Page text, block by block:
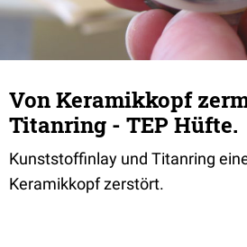
Von Keramikkopf
Titanring - TEP Hüfte.
Kunststoffinlay und Titanring
Keramikkopf zerstört.